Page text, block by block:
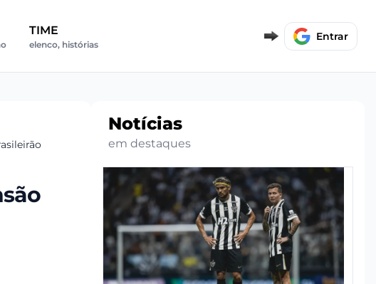
TIME
elenco, histórias
Entrar
Notícias
em destaques